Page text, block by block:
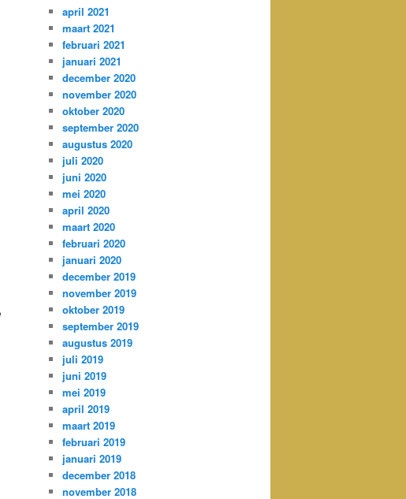
april 2021
maart 2021
februari 2021
januari 2021
december 2020
november 2020
oktober 2020
september 2020
augustus 2020
juli 2020
juni 2020
mei 2020
april 2020
maart 2020
februari 2020
januari 2020
december 2019
november 2019
oktober 2019
september 2019
augustus 2019
juli 2019
juni 2019
mei 2019
april 2019
maart 2019
februari 2019
januari 2019
december 2018
november 2018